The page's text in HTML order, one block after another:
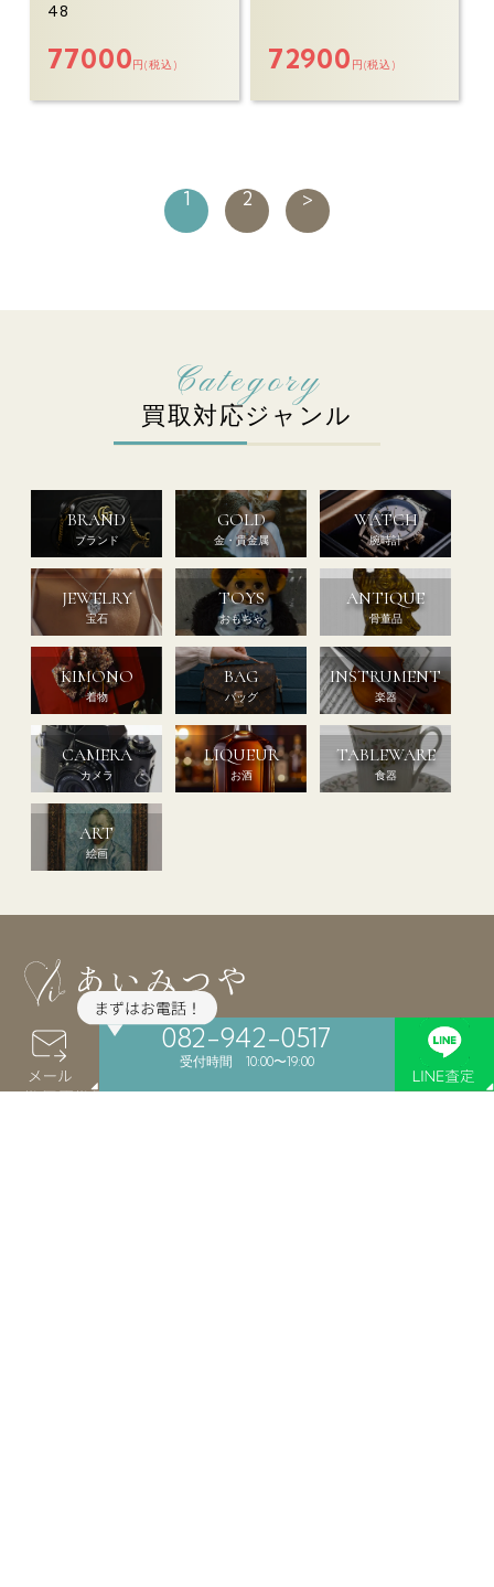
48
77000円(税込) 72900 円(税込)
1 2 >
買取対応ジャンル
BRAND
ブランド
GOLD
金・貴金属
WATCH
腕時計
JEWELRY
宝石
TOYS
おもちゃ
ANTIQUE
骨董品
KIMONO
着物
BAG
バッグ
INSTRUMENT
楽器
CAMERA
カメラ
LIQUEUR
お酒
TABLEWARE
食器
ART
絵画
〒730-0051
広島県広島市中区大手町4丁目6-31 小田ビル
082-942-0517
受付時間 10:00〜19:00